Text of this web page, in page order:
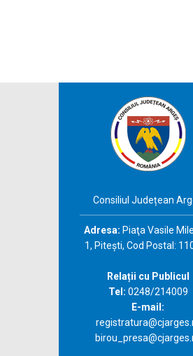
Consiliul Județean
Adresa: Piaţa Vasile
1, Piteşti, Cod Postal:
Relații cu Publicul
Tel: 0248/214009
E-mail: